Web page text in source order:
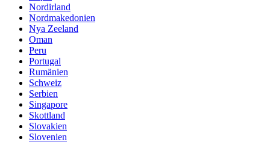
Nordirland
Nordmakedonien
Nya Zeeland
Oman
Peru
Portugal
Rumänien
Schweiz
Serbien
Singapore
Skottland
Slovakien
Slovenien